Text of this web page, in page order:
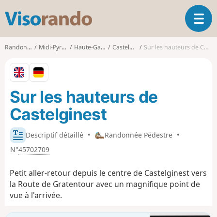
s
o
o
O
u
v
i
o
Randonnées Midi-Pyrénées Haute-Garonne Castelginest Sur les hauteurs de Castelginest
Descriptif détaillé • Randonnée Pédestre •
N°45702709
Sur les hauteurs de
Castelginest
Petit aller-retour depuis le centre de Castelginest vers
la Route de Gratentour avec un magnifique point de
vue à l'arrivée.